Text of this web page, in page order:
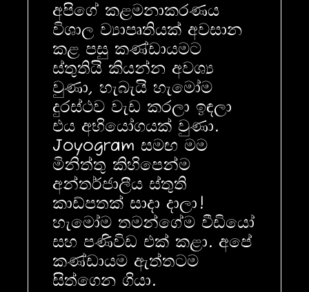
අපිගේ කළමනාකරණය
විශාල ව්‍යාපෘතියක් අවසාන
කළ පසු කණ්ඩායමට
ස්තුතියි කියන්න අවශ්‍ය
වුණා, හැබැයි හැමෝම
දුරස්ථව වැඩ කරලා ඉඳලා
එය අභියෝගයක් වුණා.
Joyogram සමඟ මම
මිනිත්තු කිහිපෙන්ම
අන්තර්ජාලීය ස්තුති
කාඩ්පතක් සාදා දාලා!
හැමෝම තමන්ගේම වීඩියෝ
සහ පණිවිඩ එක් කළා. අපේ
කණ්ඩායම ඇත්තටම
සිත්ගෙන ගියා.